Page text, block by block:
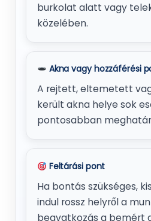
burkolat alatt vagy
közelében.
Akna vagy hozzáférési
A rejtett, eltemetett
került akna helye sok
pontosabban
Feltárási pont
Ha bontás szükséges,
indul rossz helyről a
beavatkozás a bemért